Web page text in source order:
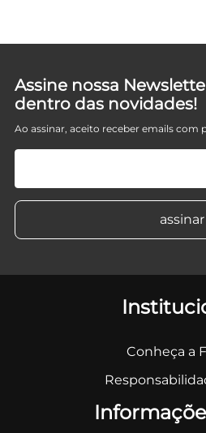
Assine nossa
dentro das novidades!
Ao assinar, aceito receber emails com
Conheça a